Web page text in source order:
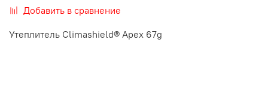
Добавить в сравнение
Утеплитель Climashield® Apex 67g